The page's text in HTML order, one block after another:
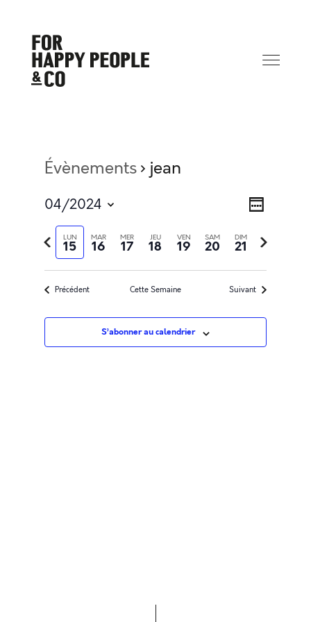
Évènements jean
de
Semaine
04/2024
Sélectionnez
la
date
LUN
15 MAR
16 MER
17 JEU
18 VEN
19 SAM
20 DIM
21
Semaine
précédente
Semaine
suivante
Précédent Cette Semaine Suivant
S’abonner au calendrier